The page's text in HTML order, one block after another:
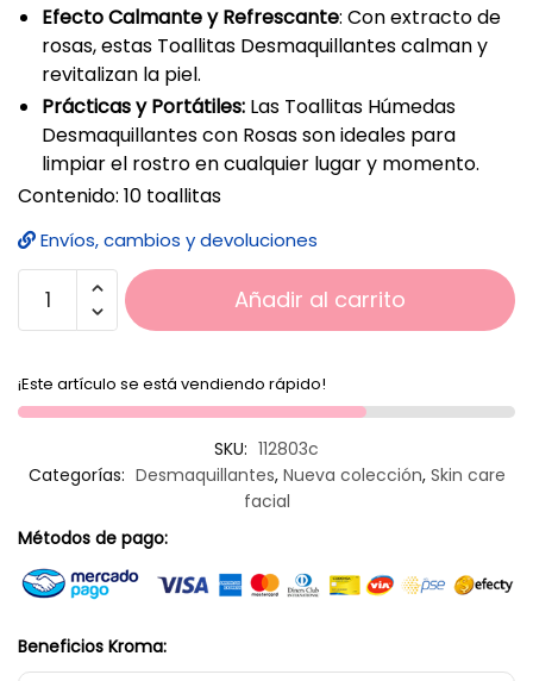
Efecto Calmante y Refrescante: Con extracto de
rosas, estas Toallitas Desmaquillantes calman y
revitalizan la piel.
Prácticas y Portátiles: Las Toallitas Húmedas
Desmaquillantes con Rosas son ideales para
limpiar el rostro en cualquier lugar y momento.
Contenido: 10 toallitas
Envíos, cambios y devoluciones
Añadir al carrito
¡Este artículo se está vendiendo rápido!
SKU: 112803c
Categorías: Desmaquillantes, Nueva colección, Skin care
facial
Métodos de pago:
Beneficios Kroma: